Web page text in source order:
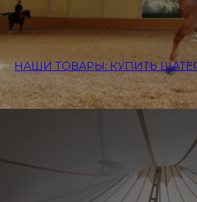
НАШИ ТОВАРЫ: КУПИТЬ